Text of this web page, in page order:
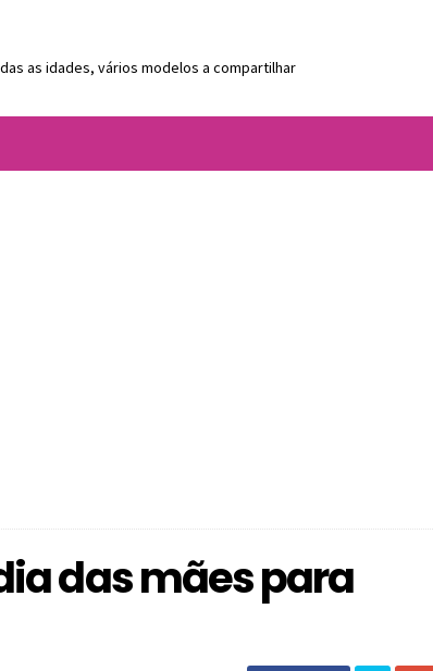
as idades, vários modelos a compartilhar
das mães para